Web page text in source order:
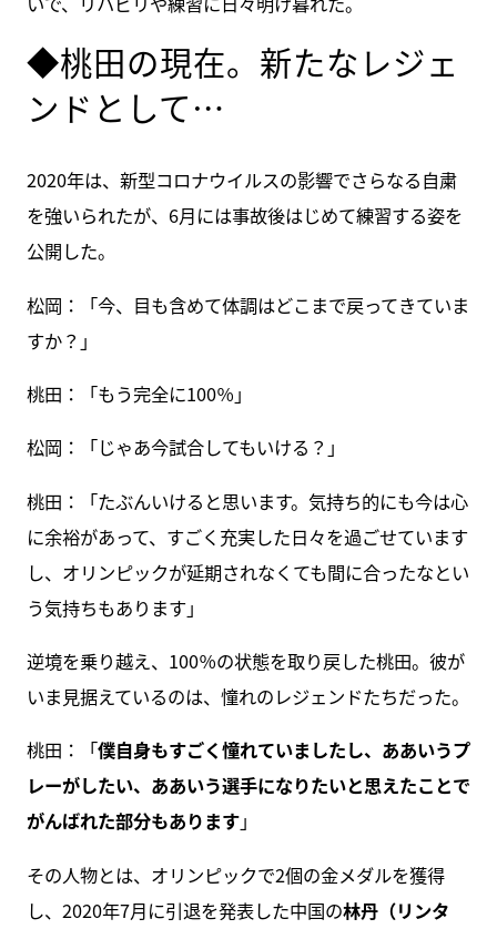
◆桃田の現在。新たなレジェ
ンドとして…
2020年は、新型コロナウイルスの影響でさらなる自粛
を強いられたが、6月には事故後はじめて練習する姿を
公開した。
松岡：「今、目も含めて体調はどこまで戻ってきていま
すか？」
桃田：「もう完全に100％」
松岡：「じゃあ今試合してもいける？」
桃田：「たぶんいけると思います。気持ち的にも今は心
に余裕があって、すごく充実した日々を過ごせています
し、オリンピックが延期されなくても間に合ったなとい
う気持ちもあります」
逆境を乗り越え、100％の状態を取り戻した桃田。彼が
いま見据えているのは、憧れのレジェンドたちだった。
桃田：「僕自身もすごく憧れていましたし、ああいうプ
レーがしたい、ああいう選手になりたいと思えたことで
がんばれた部分もあります」
その人物とは、オリンピックで2個の金メダルを獲得
し、2020年7月に引退を発表した中国の林丹（リンタ